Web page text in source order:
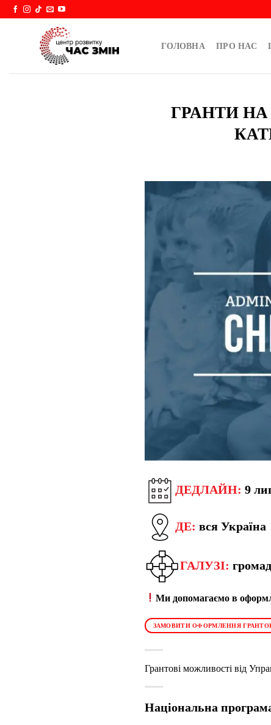
Skip
ГОЛОВНА ПРО НАС
ГРАНТИ НА
ДЕДЛАЙН: 9
ДЕ: вся Україна
ГАЛУЗІ:
Ми допомагаємо в
ЗАМОВИТИ ОФОРМЛЕННЯ
Грантові можливості від
Національна програма